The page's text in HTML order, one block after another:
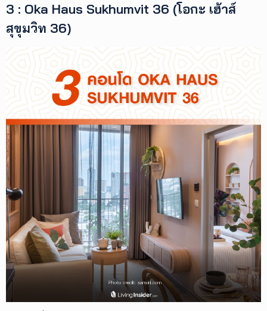
3 : Oka Haus Sukhumvit 36 (โอกะ เฮ้าส์
สุขุมวิท 36)